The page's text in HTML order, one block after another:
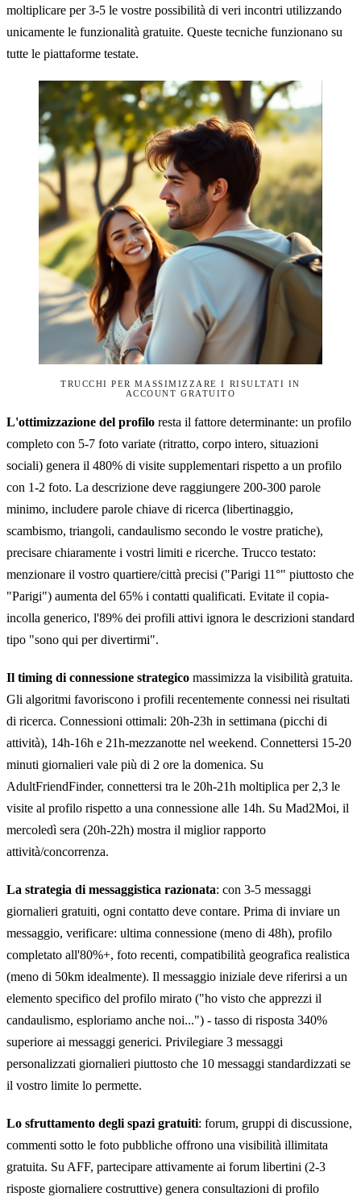
moltiplicare per 3-5 le vostre possibilità di veri incontri utilizzando
unicamente le funzionalità gratuite. Queste tecniche funzionano su
tutte le piattaforme testate.
TRUCCHI PER MASSIMIZZARE I RISULTATI IN
ACCOUNT GRATUITO
L'ottimizzazione del profilo resta il fattore determinante: un profilo
completo con 5-7 foto variate (ritratto, corpo intero, situazioni
sociali) genera il 480% di visite supplementari rispetto a un profilo
con 1-2 foto. La descrizione deve raggiungere 200-300 parole
minimo, includere parole chiave di ricerca (libertinaggio,
scambismo, triangoli, candaulismo secondo le vostre pratiche),
precisare chiaramente i vostri limiti e ricerche. Trucco testato:
menzionare il vostro quartiere/città precisi ("Parigi 11°" piuttosto che
"Parigi") aumenta del 65% i contatti qualificati. Evitate il copia-
incolla generico, l'89% dei profili attivi ignora le descrizioni standard
tipo "sono qui per divertirmi".
Il timing di connessione strategico massimizza la visibilità gratuita.
Gli algoritmi favoriscono i profili recentemente connessi nei risultati
di ricerca. Connessioni ottimali: 20h-23h in settimana (picchi di
attività), 14h-16h e 21h-mezzanotte nel weekend. Connettersi 15-20
minuti giornalieri vale più di 2 ore la domenica. Su
AdultFriendFinder, connettersi tra le 20h-21h moltiplica per 2,3 le
visite al profilo rispetto a una connessione alle 14h. Su Mad2Moi, il
mercoledì sera (20h-22h) mostra il miglior rapporto
attività/concorrenza.
La strategia di messaggistica razionata: con 3-5 messaggi
giornalieri gratuiti, ogni contatto deve contare. Prima di inviare un
messaggio, verificare: ultima connessione (meno di 48h), profilo
completato all'80%+, foto recenti, compatibilità geografica realistica
(meno di 50km idealmente). Il messaggio iniziale deve riferirsi a un
elemento specifico del profilo mirato ("ho visto che apprezzi il
candaulismo, esploriamo anche noi...") - tasso di risposta 340%
superiore ai messaggi generici. Privilegiare 3 messaggi
personalizzati giornalieri piuttosto che 10 messaggi standardizzati se
il vostro limite lo permette.
Lo sfruttamento degli spazi gratuiti: forum, gruppi di discussione,
commenti sotto le foto pubbliche offrono una visibilità illimitata
gratuita. Su AFF, partecipare attivamente ai forum libertini (2-3
risposte giornaliere costruttive) genera consultazioni di profilo